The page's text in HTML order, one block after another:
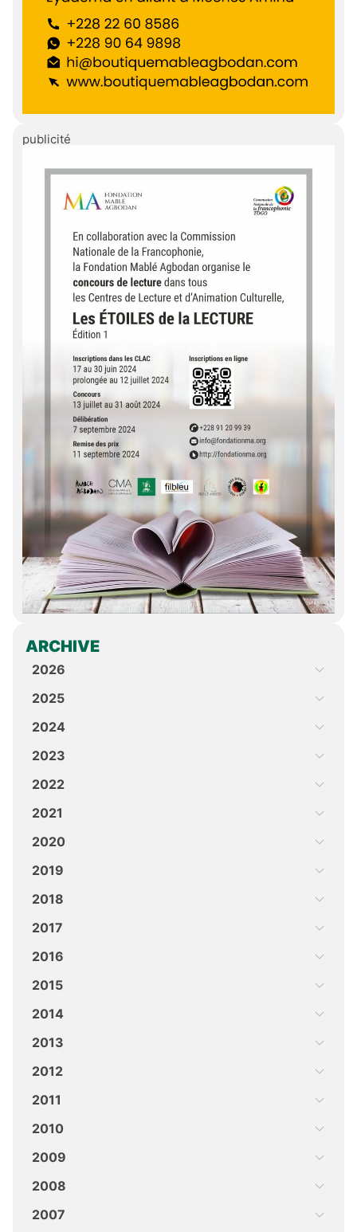
publicité
ARCHIVE
2026
2025
2024
2023
2022
2021
2020
2019
2018
2017
2016
2015
2014
2013
2012
2011
2010
2009
2008
2007